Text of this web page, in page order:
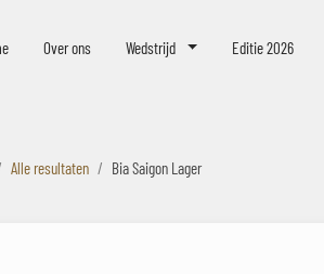
Over ons Wedstrijd Editie 2026
Alle resultaten Bia Saigon Lager